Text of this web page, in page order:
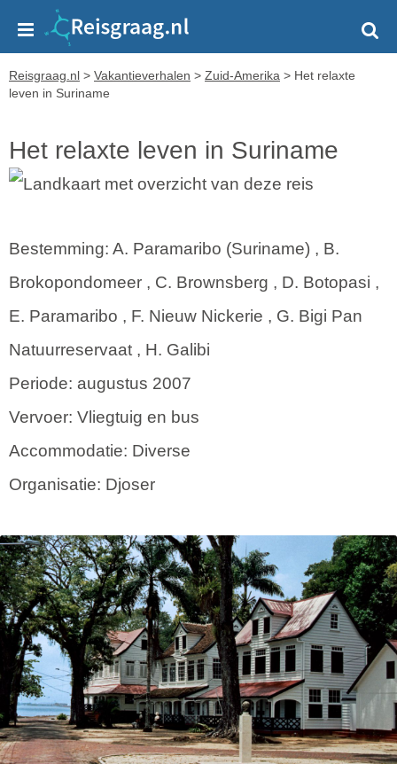
Reisgraag.nl > Vakantieverhalen > Zuid-Amerika > Het relaxte
leven in Suriname
Het relaxte leven in Suriname
Bestemming: A. Paramaribo (Suriname) , B.
Brokopondomeer , C. Brownsberg , D. Botopasi ,
E. Paramaribo , F. Nieuw Nickerie , G. Bigi Pan
Natuurreservaat , H. Galibi
Periode: augustus 2007
Vervoer: Vliegtuig en bus
Accommodatie: Diverse
Organisatie: Djoser